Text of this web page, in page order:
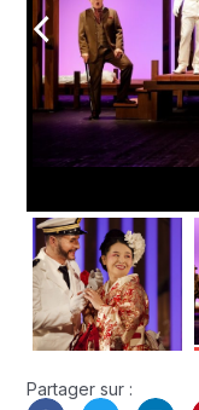
arrow_back_ios
Partager sur :